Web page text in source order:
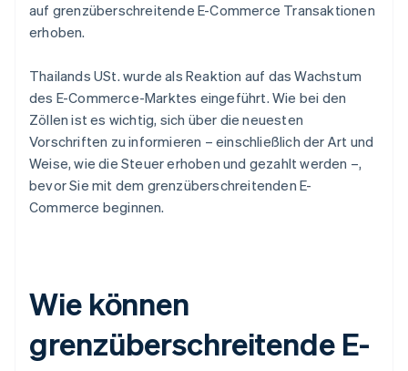
auf grenzüberschreitende E-Commerce Transaktionen
erhoben.
Thailands USt. wurde als Reaktion auf das Wachstum
des E-Commerce-Marktes eingeführt. Wie bei den
Zöllen ist es wichtig, sich über die neuesten
Vorschriften zu informieren – einschließlich der Art und
Weise, wie die Steuer erhoben und gezahlt werden –,
bevor Sie mit dem grenzüberschreitenden E-
Commerce beginnen.
Wie können
grenzüberschreitende E-